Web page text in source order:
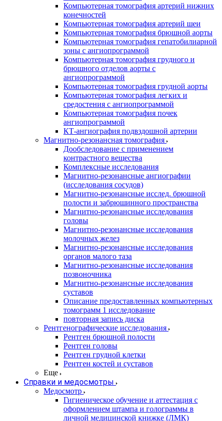
Компьютерная томография артерий нижних
конечностей
Компьютерная томография артерий шеи
Компьютерная томография брюшной аорты
Компьютерная томография гепатобилиарной
зоны с ангиопрограммой
Компьютерная томография грудного и
брюшного отделов аорты с
ангиопрограммой
Компьютерная томография грудной аорты
Компьютерная томография легких и
средостения с ангиопрограммой
Компьютерная томография почек
ангиопрограммой
КТ-ангиография подвздошной артерии
Магнитно-резонансная томография
Дообследование с применением
контрастного вещества
Комплексные исследования
Магнитно-резонансные ангиографии
(исследования сосудов)
Магнитно-резонансные исслед. брюшной
полости и забрюшинного пространства
Магнитно-резонансные исследования
головы
Магнитно-резонансные исследования
молочных желез
Магнитно-резонансные исследования
органов малого таза
Магнитно-резонансные исследования
позвоночника
Магнитно-резонансные исследования
суставов
Описание предоставленных компьютерных
томограмм 1 исследование
повторная запись диска
Рентгенографические исследования
Рентген брюшной полости
Рентген головы
Рентген грудной клетки
Рентген костей и суставов
Еще
Справки и медосмотры
Медосмотр
Гигиеническое обучение и аттестация с
оформлением штампа и голограммы в
личной медицинской книжке (ЛМК)